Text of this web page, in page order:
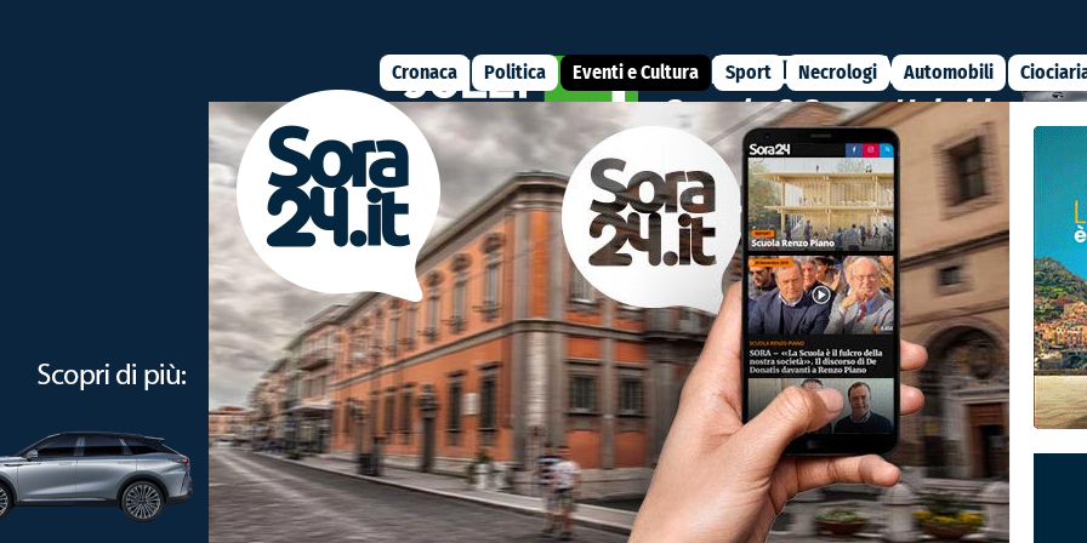
Cronaca Politica Eventi e Cultura Sport Necrologi Automobili